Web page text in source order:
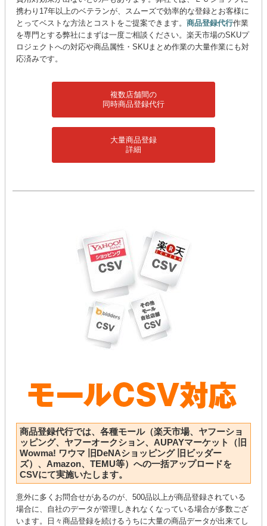
携わり17年以上のベテランが、スムーズで効率的な登録とお客様に
とってベストな方法とコストをご提案できます。 商品登録代行作業
を専門とする弊社にまずは一度ご相談ください。楽天市場のSKUプ
ロジェクトへの対応や商品属性・SKUまとめ作業の大量作業にも対
応済みです。
複数店舗間の
同時商品登録代行
大量商品登録
詳細
商品登録代行では、各種モール（楽天市場、ヤフーショ
ッピング、ヤフーオークション、AUPAYマーケット（旧
Wowma! ワウマ 旧DeNAショッピング 旧ビッダー
ズ）、Amazon、TEMU等）への一括アップロードを
CSVにて実施いたします。
意外に多くお問合せがあるのが、500品以上が商品登録されている
場合に、自社のデータが管理しきれなくなっている場合が多数ござ
います。日々商品登録を続けるうちに大量の商品データが出来てし